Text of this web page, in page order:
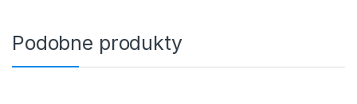
Podobne produkty